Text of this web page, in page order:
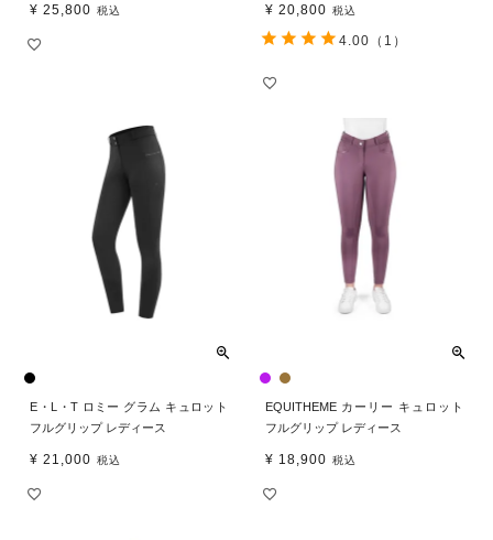
¥ 25,800 税込 ¥ 20,800 税込
4.00 （1）
E・L・T ロミー グラム キュロット
フルグリップ レディース
¥ 21,000 税込
EQUITHEME カーリー キュロット
フルグリップ レディース
¥ 18,900 税込